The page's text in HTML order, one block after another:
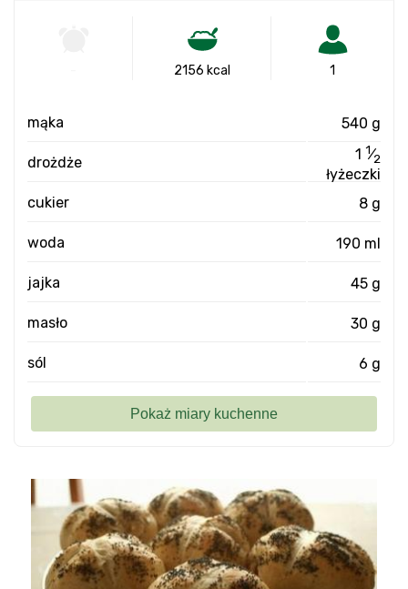
2156 kcal 1
mąka 540 g
drożdże 1 1⁄2
łyżeczki
cukier
8 g
woda 190 ml
jajka 45 g
masło 30 g
sól 6 g